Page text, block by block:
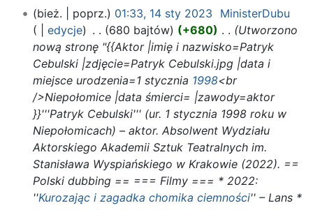
14
2023
bież. poprz. 01:33, 14 sty 2023
MinisterDubu
edycje
680 bajtów +680
Utworzono
nową stronę "{{Aktor |imię i nazwisko=Patryk
Cebulski |zdjęcie=Patryk Cebulski.jpg |data i
miejsce urodzenia=1 stycznia 1998<br
/>Niepołomice |data śmierci= |zawody=aktor
}}'''Patryk Cebulski''' (ur. 1 stycznia 1998 roku w
Niepołomicach) – aktor. Absolwent Wydziału
Aktorskiego Akademii Sztuk Teatralnych im.
Stanisława Wyspiańskiego w Krakowie (2022). ==
Polski dubbing == === Filmy === * 2022:
''Kurozając i zagadka chomika ciemności'' – Lans *